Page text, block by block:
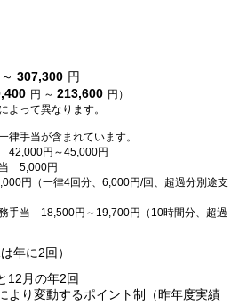
307,300 円
円 ～ 213,600 円）
よって異なります。
律手当が含まれています。
42,000円～45,000円
5,000円
円（一律4回分、6,000円/回、超過分別途支
手当 18,500円～19,700円（10時間分、超過
は年に2回）
12月の年2回
より変動するポイント制（昨年度実績